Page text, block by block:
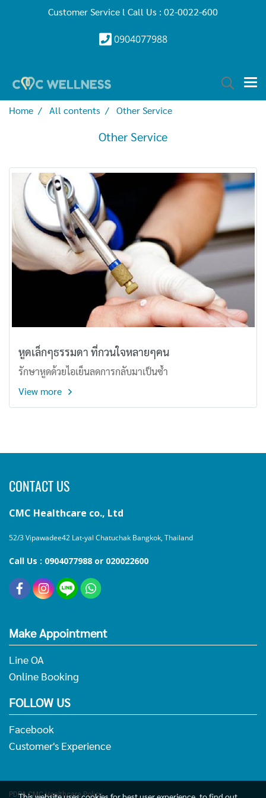
Customer Service l Call Us : 02-0022-600
0904077988
Home All contents Other Service
Other Service
หูดเล็กๆธรรมดา ที่กวนใจหลายๆคน
รักษาหูดด้วยไอเย็นลดการกลับมาเป็นซ้ำ
View more
CONTACT US
CMC Healthcare co., Ltd
52/3 Vipawadee42 Lat-yal Chatuchak Bangkok, Thailand
Call Us : 0904077988 or 020022600
Make Appointment
Line OA
Online Booking
FOLLOW US
Facebook
Customer's Experience
PDPA CMC Healthcare Policy